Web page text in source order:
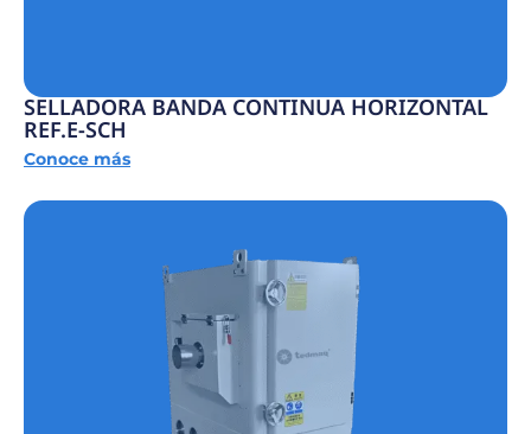
SELLADORA BANDA CONTINUA HORIZONTAL
REF.E-SCH
Conoce más